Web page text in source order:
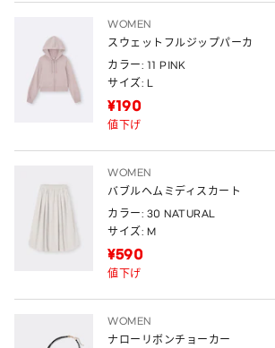
WOMEN
スウェットフルジップパーカ
カラー: 11 PINK
サイズ: L
¥190
値下げ
WOMEN
バブルヘムミディスカート
カラー: 30 NATURAL
サイズ: M
¥590
値下げ
WOMEN
ナローリボンチョーカー